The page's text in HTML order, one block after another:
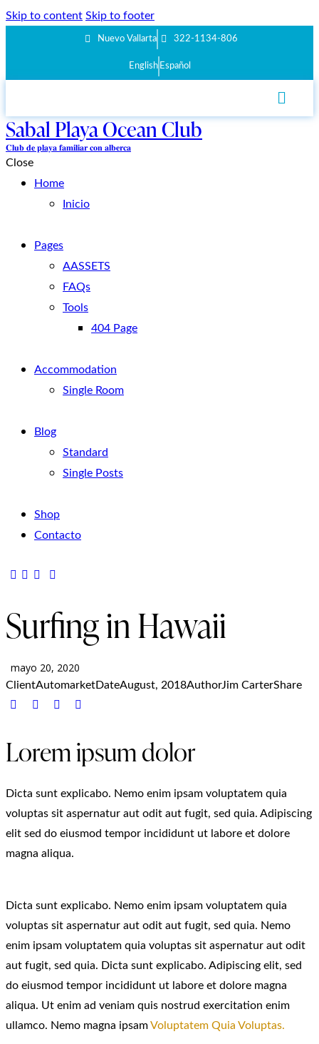
Skip to content Skip to footer
Nuevo Vallarta 322-1134-806
English Español
Sabal Playa Ocean Club
𝐂𝐥𝐮𝐛 𝐝𝐞 𝐩𝐥𝐚𝐲𝐚 𝐟𝐚𝐦𝐢𝐥𝐢𝐚𝐫 𝐜𝐨𝐧 𝐚𝐥𝐛𝐞𝐫𝐜𝐚
Close
Home
Inicio
Pages
AASSETS
FAQs
Tools
404 Page
Accommodation
Single Room
Blog
Standard
Single Posts
Shop
Contacto
Surfing in Hawaii
mayo 20, 2020
ClientAutomarketDateAugust, 2018AuthorJim CarterShare
Lorem ipsum dolor
Dicta sunt explicabo. Nemo enim ipsam voluptatem quia
voluptas sit aspernatur aut odit aut fugit, sed quia. Adipiscing
elit sed do eiusmod tempor incididunt ut labore et dolore
magna aliqua.
Dicta sunt explicabo. Nemo enim ipsam voluptatem quia
voluptas sit aspernatur aut odit aut fugit, sed quia. Nemo
enim ipsam voluptatem quia voluptas sit aspernatur aut odit
aut fugit, sed quia. Dicta sunt explicabo. Adipiscing elit, sed
do eiusmod tempor incididunt ut labore et dolore magna
aliqua. Ut enim ad veniam quis nostrud exercitation enim
ullamco. Nemo magna ipsamVoluptatem Quia Voluptas.